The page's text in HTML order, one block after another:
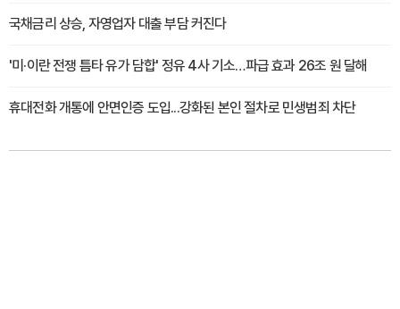
국채금리 상승, 자영업자 대출 부담 커진다
'미·이란 전쟁 틈타 유가 담합' 정유 4사 기소…파급 효과 26조 원 달해
휴대전화 개통에 안면인증 도입...강화된 본인 절차로 민생범죄 차단